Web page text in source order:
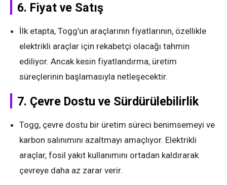
6. Fiyat ve Satış
İlk etapta, Togg’un araçlarının fiyatlarının, özellikle
elektrikli araçlar için rekabetçi olacağı tahmin
ediliyor. Ancak kesin fiyatlandırma, üretim
süreçlerinin başlamasıyla netleşecektir.
7. Çevre Dostu ve Sürdürülebilirlik
Togg, çevre dostu bir üretim süreci benimsemeyi ve
karbon salınımını azaltmayı amaçlıyor. Elektrikli
araçlar, fosil yakıt kullanımını ortadan kaldırarak
çevreye daha az zarar verir.